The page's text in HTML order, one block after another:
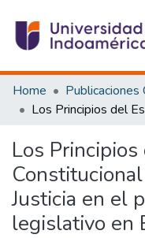
Communities &
All of DSpace
Estadísticas Externas
Home Publicaciones
Los
Justicia en el
legislativo en